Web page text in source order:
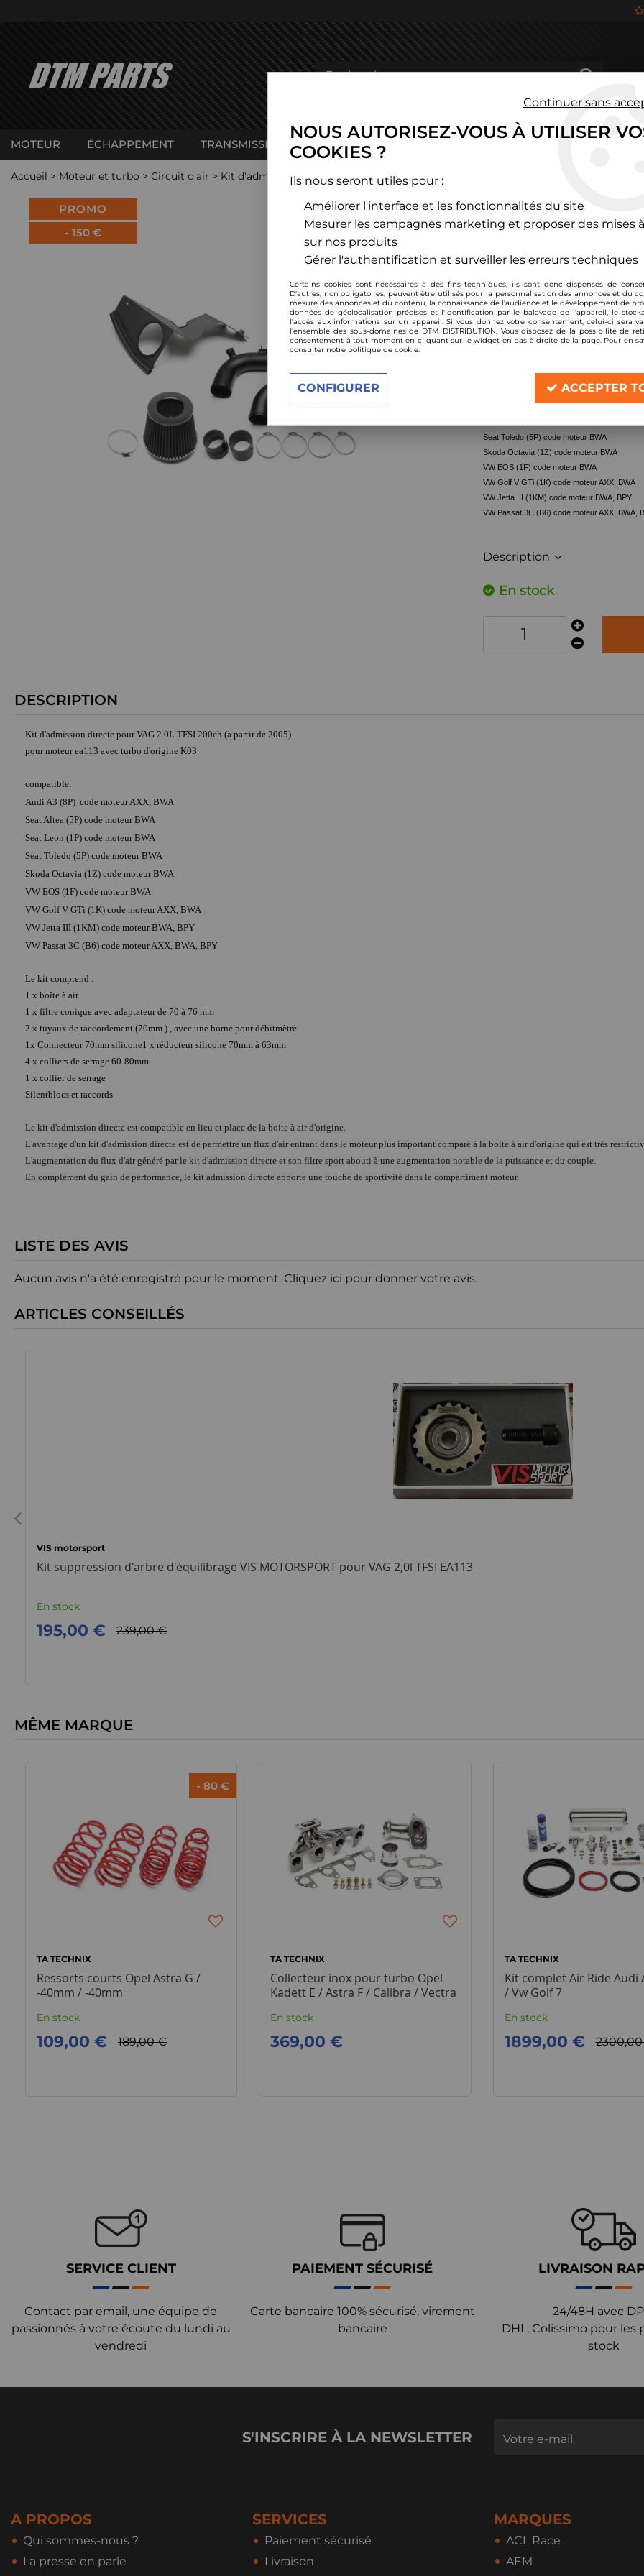
MOTEUR ÉCHAPPEMENT TRANSMISSION CHÂSSIS
Accueil > Moteur et turbo > Circuit d'air > Kit d'admission directe >Volkswagen > Passat 3C
PROMO
- 150 €
TA TECHNIX
Kit d'admission
199,00 €TTC au
Réf. : 90VW001-1
Audi A3 (8P) code moteur AXX, BWA
Seat Toledo (5P) code moteur BWA
Skoda Octavia (1Z) code moteur BWA
VW EOS (1F) code moteur BWA
VW Golf V GTi (1K) code moteur AXX, BWA
VW Jetta III (1KM) code moteur
VW Passat 3C (B6) code moteur AXX, BWA,
Description
En stock
DESCRIPTION
Kit d'admission directe pour VAG 2.0L TFSI 200ch (à partir de 2005)
pour moteur ea113 avec turbo d'origine K03
compatible:
Audi A3 (8P) code moteur AXX, BWA
Seat Altea (5P) code moteur BWA
Seat Leon (1P) code moteur BWA
Seat Toledo (5P) code moteur BWA
Skoda Octavia (1Z) code moteur BWA
VW EOS (1F) code moteur BWA
VW Golf V GTi (1K) code moteur AXX, BWA
VW Jetta III (1KM) code moteur BWA, BPY
VW Passat 3C (B6) code moteur AXX, BWA, BPY
Le kit comprend :
1 x boîte à air
1 x filtre conique avec adaptateur de 70 à 76 mm
2 x tuyaux de raccordement (70mm ) , avec une borne pour débitmètre
1x Connecteur 70mm silicone1 x réducteur silicone 70mm à 63mm
4 x colliers de serrage 60-80mm
1 x collier de serrage
Silentblocs et raccords
Le kit d'admission directe est compatible en lieu et place de la boite à air d'origine.
L'avantage d'un kit d'admission directe est de permettre un flux d'air entrant dans le moteur plus important comparé à la boite à air d'origine qui est très
L'augmentation du flux d'air généré par le kit d'admission directe et son filtre sport abouti à une augmentation notable de la puissance et du couple.
En complément du gain de performance, le kit admission directe apporte une touche de sportivité dans le compartiment moteur.
LISTE DES AVIS
Aucun avis n'a été enregistré pour le moment. Cliquez ici pour donner votre avis.
ARTICLES CONSEILLÉS
VIS motorsport
Kit suppression d'arbre d'équilibrage VIS MOTORSPORT pour VAG 2,0l TFSI EA113
En stock
239,00 €
195,00 €
MÊME MARQUE
- 80 €
TA TECHNIX
Ressorts courts Opel Astra G /
-40mm / -40mm
En stock
189,00 €
109,00 €
TA TECHNIX
Collecteur inox pour turbo Opel
Kadett E / Astra F / Calibra / Vectra
En stock
369,00 €
TA TECHNIX
Kit complet Air Ride Audi
/ Vw Golf 7
En stock
1899,00 €
SERVICE CLIENT
Contact par email, une équipe de
passionnés à votre écoute du lundi au
vendredi
PAIEMENT SÉCURISÉ
Carte bancaire 100% sécurisé, virement
bancaire
LIVRAISON
24/48H avec
DHL, Colissimo pour les
stock
S'INSCRIRE À LA NEWSLETTER
A PROPOS
Qui sommes-nous ?
La presse en parle
SERVICES
Paiement sécurisé
Livraison
MARQUES
ACL Race
AEM
Continuer sans
NOUS AUTORISEZ-VOUS À UTILISER
COOKIES ?
Ils nous seront utiles pour :
Améliorer l'interface et les fonctionnalités du site
Mesurer les campagnes marketing et proposer des mises
sur nos produits
Gérer l'authentification et surveiller les erreurs techniques
Certains cookies sont nécessaires à des fins techniques, ils sont donc dispensés de
D'autres, non obligatoires, peuvent être utilisés pour la personnalisation des annonces et du
mesure des annonces et du contenu, la connaissance de l'audience et le développement de
données de géolocalisation précises et l'identification par le balayage de l'appareil, le
l'accès aux informations sur un appareil. Si vous donnez votre consentement, celui-ci sera
l’ensemble des sous-domaines de DTM DISTRIBUTION. Vous disposez de la possibilité de
consentement à tout moment en cliquant sur le widget en bas à droite de la page. Pour en
consulter notre politique de cookie.
CONFIGURER ACCEPTER